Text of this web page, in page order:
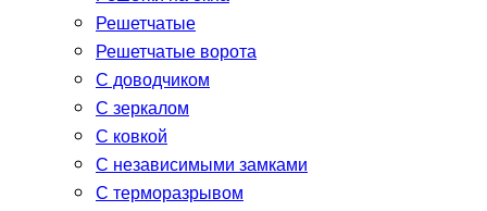
Решетчатые
Решетчатые ворота
С доводчиком
С зеркалом
С ковкой
С независимыми замками
С терморазрывом